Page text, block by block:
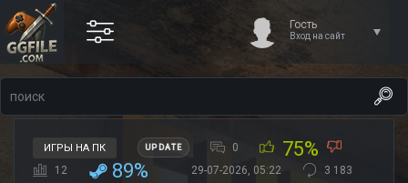
Гость
Вход на сайт
ИГРЫ НА ПК UPDATE 0 75%
12 89% 29-07-2026, 05:22 3 183